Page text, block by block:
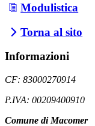
Modulistica
Torna al sito
Informazioni
CF: 83000270914
P.IVA: 00209400910
Comune di Macomer